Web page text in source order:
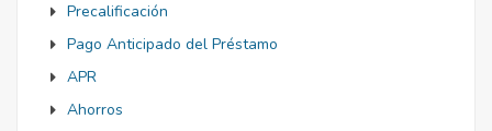
Precalificación
Pago Anticipado del Préstamo
APR
Ahorros